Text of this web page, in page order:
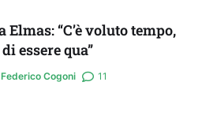
“C’è voluto tempo,
essere qua”
Federico Cogoni 11